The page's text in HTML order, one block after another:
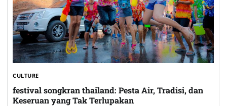
CULTURE
festival songkran thailand: Pesta Air, Tradisi, dan
Keseruan yang Tak Terlupakan